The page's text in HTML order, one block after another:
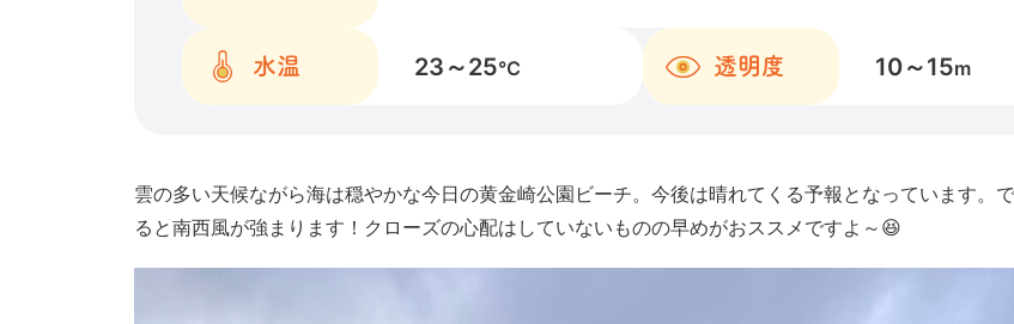
水温 23～25℃ 透明度 10～15m
雲の多い天候ながら海は穏やかな今日の黄金崎公園ビーチ。今後は晴れてくる予報となっています。
ると南西風が強まります！クローズの心配はしていないものの早めがおススメですよ～😆